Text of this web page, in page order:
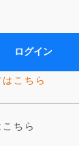
こちら
ちら